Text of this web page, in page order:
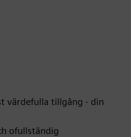
värdefulla tillgång - din
ofullständig